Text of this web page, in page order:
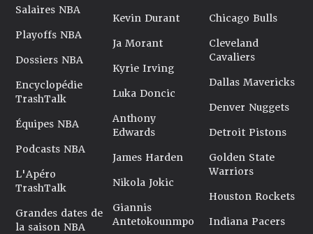
Salaires NBA
Playoffs NBA
Dossiers NBA
Encyclopédie
TrashTalk
Équipes NBA
Podcasts NBA
L'Apéro
TrashTalk
Grandes dates de
la saison NBA
Kevin Durant
Ja Morant
Kyrie Irving
Luka Doncic
Anthony
Edwards
James Harden
Nikola Jokic
Giannis
Antetokounmpo
Chicago Bulls
Cleveland
Cavaliers
Dallas Mavericks
Denver Nuggets
Detroit Pistons
Golden State
Warriors
Houston Rockets
Indiana Pacers